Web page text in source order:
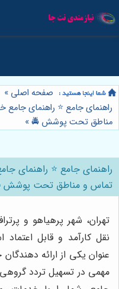
صفحه اصلی »
راهنمای جامع ⭐️ راهنمای
مناطق تحت پوشش 🚔»
راهنمای جامع ⭐️ راهنمای
تماس و مناطق تحت پوشش
تهران، شهر پرهیاهو و
نقل کارآمد و قابل
عنوان یکی از ارائه
مهمی در تسهیل تردد گروهی